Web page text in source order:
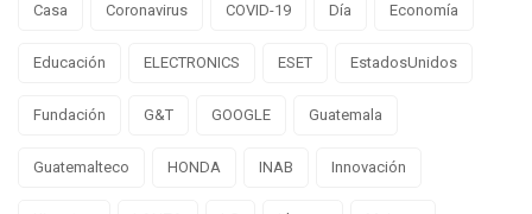
Casa Coronavirus COVID-19 Día Economía
Educación ELECTRONICS ESET EstadosUnidos
Fundación G&T GOOGLE Guatemala
Guatemalteco HONDA INAB Innovación